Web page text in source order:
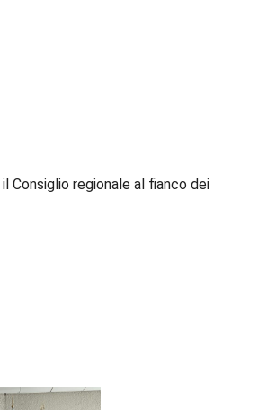
Consiglio regionale al fianco dei